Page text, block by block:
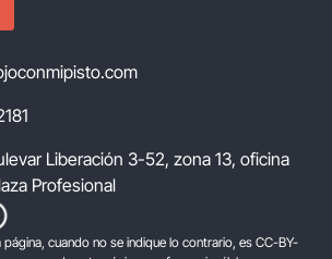
Liberación 3-52, zona 13, oficina
Profesional
cuando no se indique lo contrario, es CC-BY-